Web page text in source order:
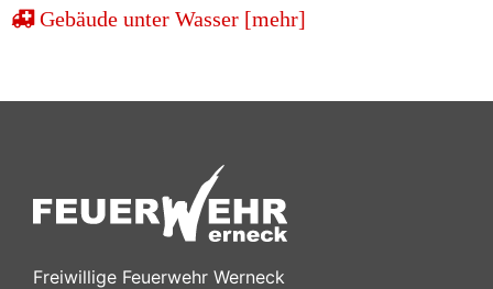
Gebäude unter Wasser [mehr]
Freiwillige Feuerwehr Werneck